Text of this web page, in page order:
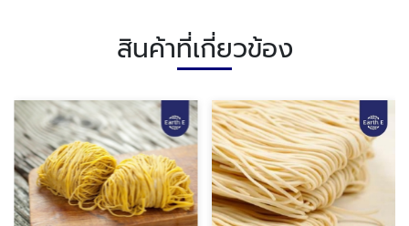
สินค้าที่เกี่ยวข้อง